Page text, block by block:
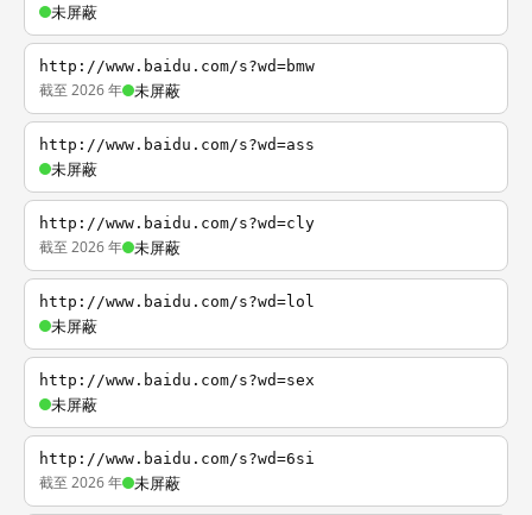
未屏蔽
http://www.baidu.com/s?wd=bmw
截至 2026 年 未屏蔽
http://www.baidu.com/s?wd=ass
未屏蔽
http://www.baidu.com/s?wd=cly
截至 2026 年 未屏蔽
http://www.baidu.com/s?wd=lol
未屏蔽
http://www.baidu.com/s?wd=sex
未屏蔽
http://www.baidu.com/s?wd=6si
截至 2026 年 未屏蔽